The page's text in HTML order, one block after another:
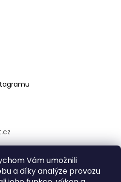
Vám umožnili
a díky analýze provozu